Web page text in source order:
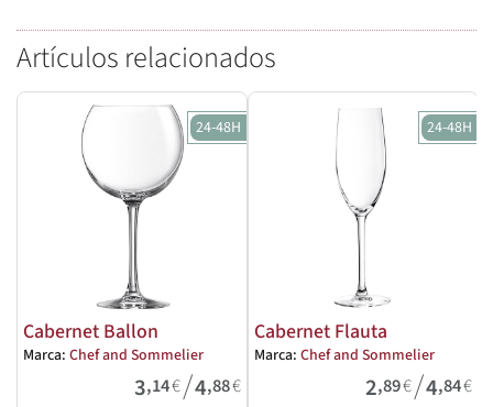
Artículos relacionados
24-48H
Cabernet Ballon
Marca: Chef and Sommelier
3,14€/4,88€
24-48H
Cabernet Flauta
Marca: Chef and Sommelier
2,89€/4,84€